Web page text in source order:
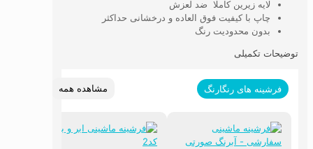
لایه زیرین کاملا ضد لعزش
چاپ با کیفیت فوق العاده و درخشانی حداکثر
بدون محدودیت رنگ
توضیحات تکمیلی
فرشینه های رنگارنگ مشاهده همه